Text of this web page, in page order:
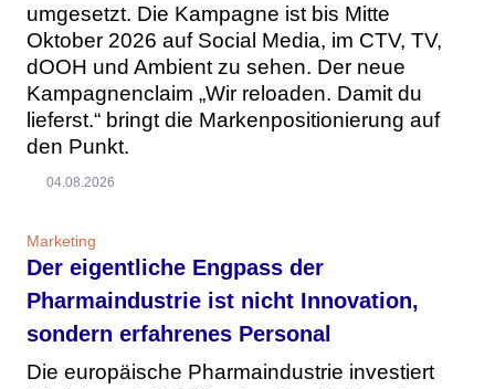
umgesetzt. Die Kampagne ist bis Mitte
Oktober 2026 auf Social Media, im CTV, TV,
dOOH und Ambient zu sehen. Der neue
Kampagnenclaim „Wir reloaden. Damit du
lieferst.“ bringt die Markenpositionierung auf
den Punkt.
04.08.2026
Marketing
Der eigentliche Engpass der
Pharmaindustrie ist nicht Innovation,
sondern erfahrenes Personal
Die europäische Pharmaindustrie investiert